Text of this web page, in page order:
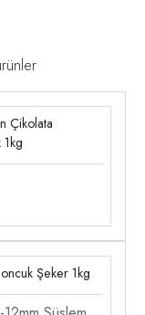
Çikolata
Şeker 1kg